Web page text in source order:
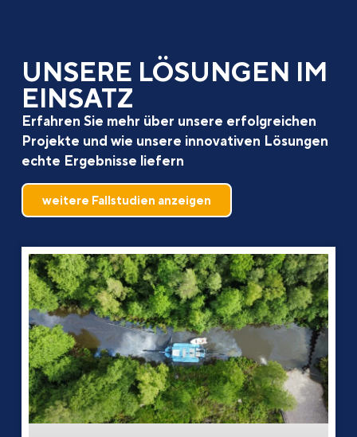
UNSERE LÖSUNGEN IM
EINSATZ
Erfahren Sie mehr über unsere erfolgreichen
Projekte und wie unsere innovativen Lösungen
echte Ergebnisse liefern
weitere Fallstudien anzeigen